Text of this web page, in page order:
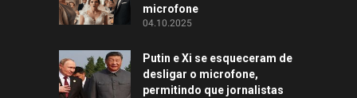
microfone
04.10.2025
Putin e Xi se esqueceram de
desligar o microfone,
permitindo que jornalistas